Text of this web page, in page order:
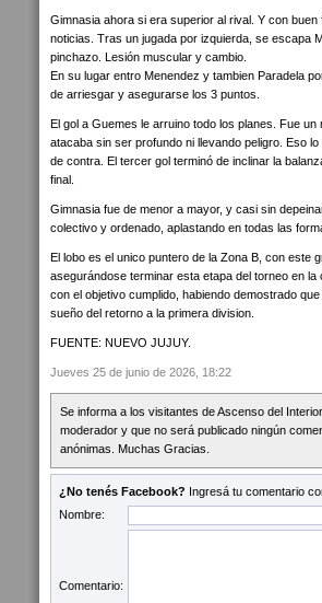
Gimnasia ahora si era superior al rival. Y con
noticias. Tras un jugada por izquierda, se escapa
pinchazo. Lesión muscular y cambio.
En su lugar entro Menendez y tambien Paradela
de arriesgar y asegurarse los 3 puntos.
El gol a Guemes le arruino todo los planes. Fue
atacaba sin ser profundo ni llevando peligro. Eso
de contra. El tercer gol terminó de inclinar la
final.
Gimnasia fue de menor a mayor, y casi sin
colectivo y ordenado, aplastando en todas las
El lobo es el unico puntero de la Zona B, con este
asegurándose terminar esta etapa del torneo en
con el objetivo cumplido, habiendo demostrado
sueño del retorno a la primera division.
FUENTE: NUEVO JUJUY.
Jueves 25 de junio de 2026, 18:22
Se informa a los visitantes de Ascenso del
moderador y que no será publicado ningún
anónimas. Muchas Gracias.
¿No tenés Facebook? Ingresá tu comentario
Nombre:
Comentario: